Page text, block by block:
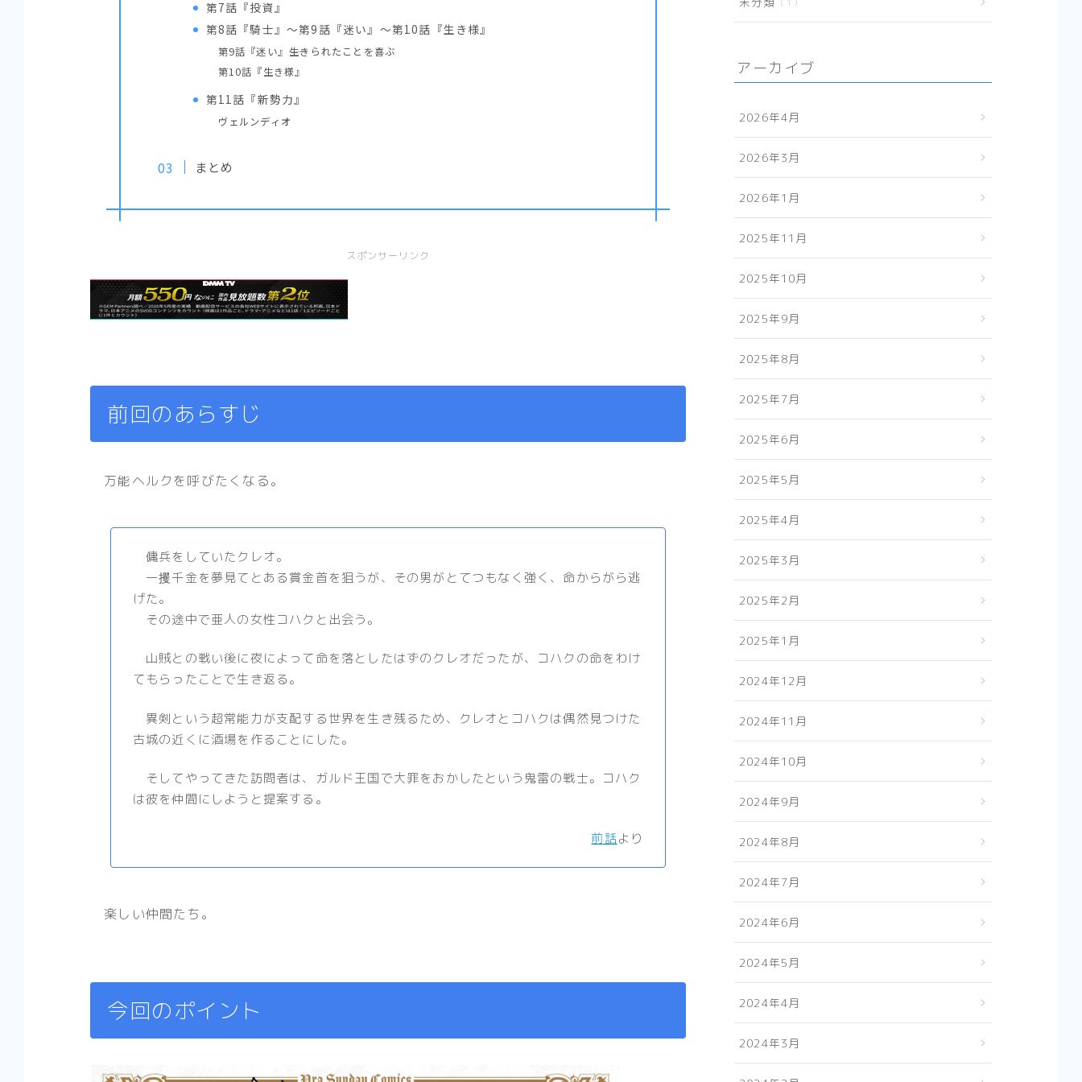
第7話『投資』
第8話『騎士』～第9話『迷い』～第10話『生き様』
第9話『迷い』――生きられたことを喜ぶ
第10話『生き様』
第11話『新勢力』
ヴェルンディオ
まとめ
スポンサーリンク
前回のあらすじ
万能ヘルクを呼びたくなる。
傭兵をしていたクレオ。
一攫千金を夢見てとある賞金首を狙うが、その男がとてつもなく強く、命からがら逃
げた。
その途中で亜人の女性コハクと出会う。
山賊との戦い後に夜によって命を落としたはずのクレオだったが、コハクの命をわけ
てもらったことで生き返る。
異剣という超常能力が支配する世界を生き残るため、クレオとコハクは偶然見つけた
古城の近くに酒場を作ることにした。
そしてやってきた訪問者は、ガルド王国で大罪をおかしたという鬼雷の戦士。コハク
は彼を仲間にしようと提案する。
前話より
楽しい仲間たち。
今回のポイント
1
アーカイブ
2026年4月
2026年3月
2026年1月
2025年11月
2025年10月
2025年9月
2025年8月
2025年7月
2025年6月
2025年5月
2025年4月
2025年3月
2025年2月
2025年1月
2024年12月
2024年11月
2024年10月
2024年9月
2024年8月
2024年7月
2024年6月
2024年5月
2024年4月
2024年3月